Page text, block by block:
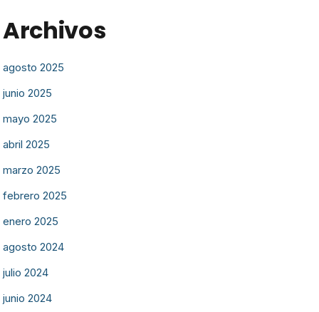
Archivos
agosto 2025
junio 2025
mayo 2025
abril 2025
marzo 2025
febrero 2025
enero 2025
agosto 2024
julio 2024
junio 2024